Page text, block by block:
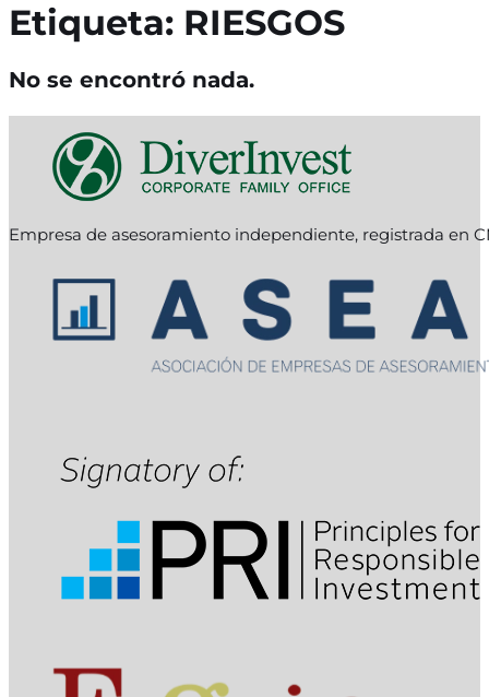
Etiqueta: RIESGOS
No se encontró nada.
Empresa de asesoramiento independiente, registrada en